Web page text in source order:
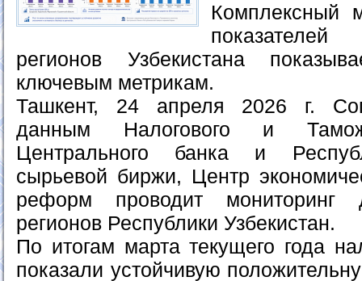
Комплексный
показателей
регионов Узбекистана
ключевым метрикам.
Ташкент, 24 апреля 2026 г.
данным Налогового и
Центрального банка и
сырьевой биржи, Центр
реформ проводит мониторинг
регионов Республики Узбекистан.
По итогам марта текущего года
показали устойчивую